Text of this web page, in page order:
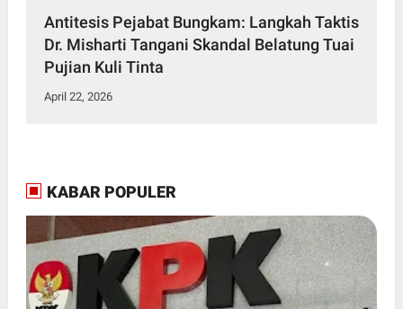
Antitesis Pejabat Bungkam: Langkah Taktis
Dr. Misharti Tangani Skandal Belatung Tuai
Pujian Kuli Tinta
April 22, 2026
KABAR POPULER